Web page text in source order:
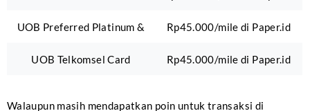
UOB Preferred Platinum & Rp45.000/mile di Paper.id
UOB Telkomsel Card Rp45.000/mile di Paper.id
Walaupun masih mendapatkan poin untuk transaksi di